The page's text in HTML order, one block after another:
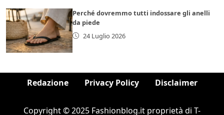
Perché dovremmo tutti indossare gli anelli
da piede
24 Luglio 2026
Redazione Privacy Policy Disclaimer
Copyright © 2025 Fashionblog.it proprietà di T-